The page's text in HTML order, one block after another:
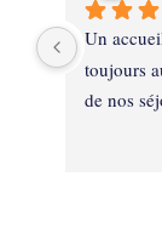
Un
toujours
de nos